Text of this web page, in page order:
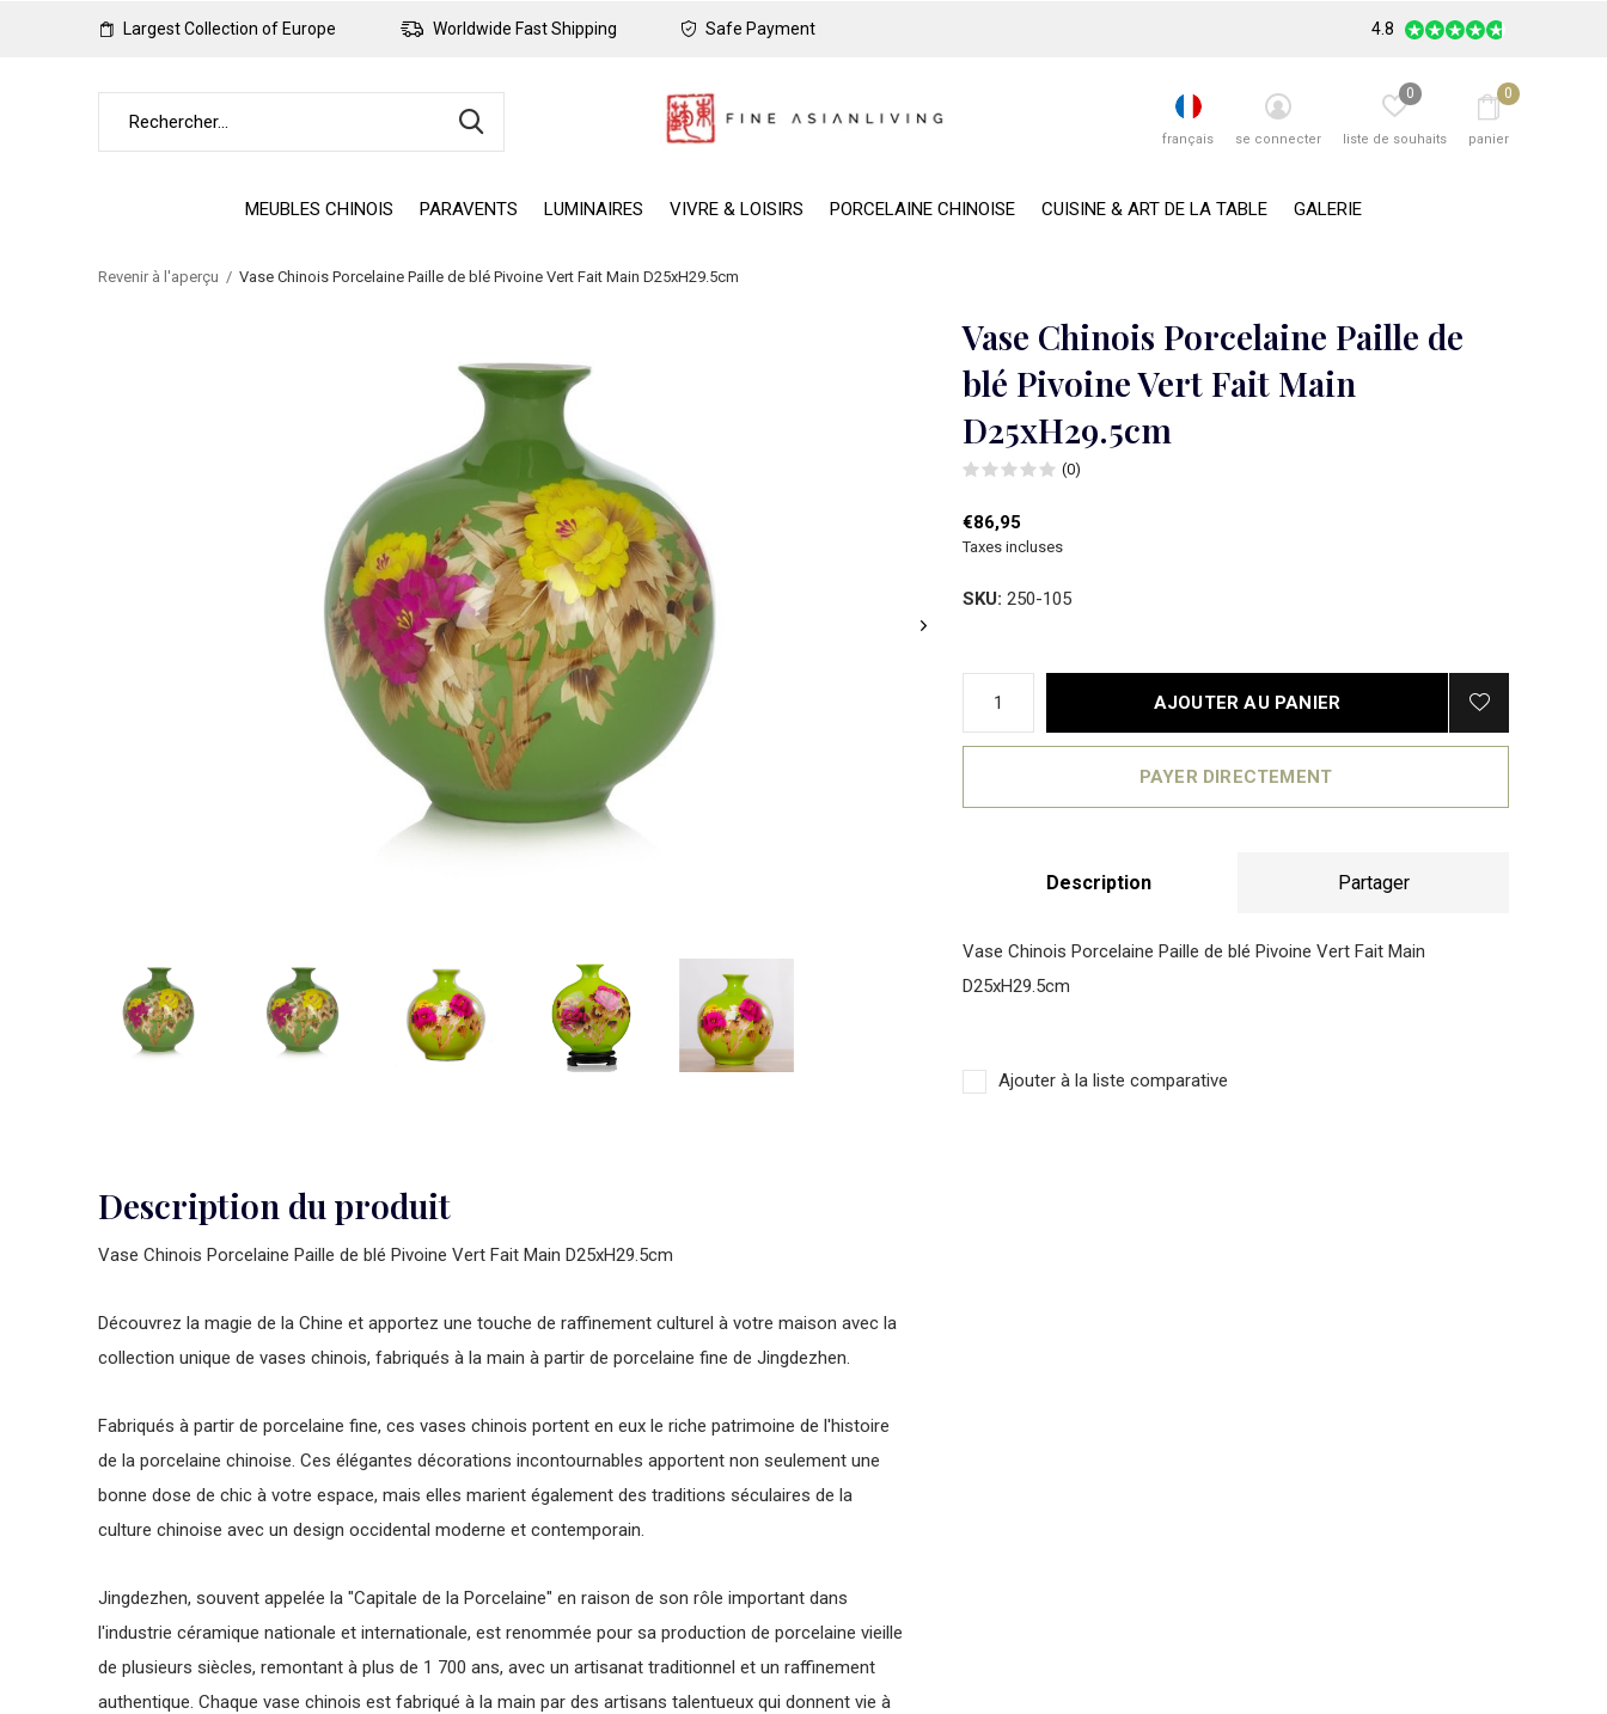
MEUBLES CHINOIS PARAVENTS LUMINAIRES VIVRE & LOISIRS PORCELAINE CHINOISE CUISINE & ART DE LA TABLE GALERIE
français se connecter liste de souhaits
0
panier
0
Largest Collection of Europe Worldwide Fast Shipping Safe Payment 4.8
Revenir à l'aperçu Vase Chinois Porcelaine Paille de blé Pivoine Vert Fait Main D25xH29.5cm
Vase Chinois Porcelaine Paille de
blé Pivoine Vert Fait Main
D25xH29.5cm
(0)
€86,95
Taxes incluses
SKU: 250-105
AJOUTER AU PANIER
PAYER DIRECTEMENT
Description Partager
Vase Chinois Porcelaine Paille de blé Pivoine Vert Fait Main
D25xH29.5cm
Ajouter à la liste comparative
Description du produit
Vase Chinois Porcelaine Paille de blé Pivoine Vert Fait Main D25xH29.5cm
Découvrez la magie de la Chine et apportez une touche de raffinement culturel à votre maison avec la
collection unique de vases chinois, fabriqués à la main à partir de porcelaine fine de Jingdezhen.
Fabriqués à partir de porcelaine fine, ces vases chinois portent en eux le riche patrimoine de l'histoire
de la porcelaine chinoise. Ces élégantes décorations incontournables apportent non seulement une
bonne dose de chic à votre espace, mais elles marient également des traditions séculaires de la
culture chinoise avec un design occidental moderne et contemporain.
Jingdezhen, souvent appelée la "Capitale de la Porcelaine" en raison de son rôle important dans
l'industrie céramique nationale et internationale, est renommée pour sa production de porcelaine vieille
de plusieurs siècles, remontant à plus de 1 700 ans, avec un artisanat traditionnel et un raffinement
authentique. Chaque vase chinois est fabriqué à la main par des artisans talentueux qui donnent vie à